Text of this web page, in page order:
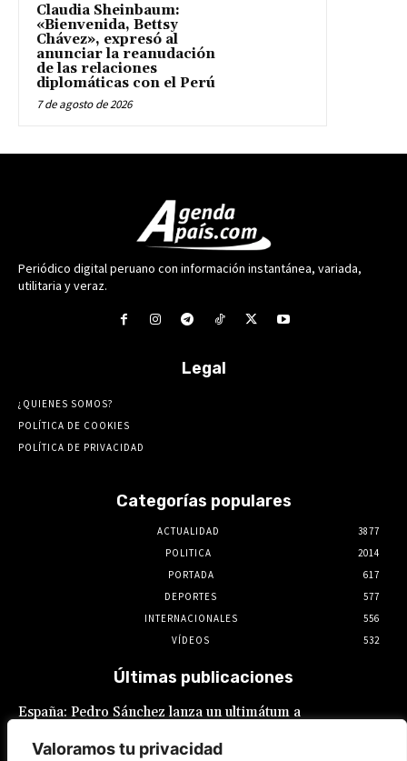
Valoramos tu privacidad
Claudia Sheinbaum:
«Bienvenida, Bettsy
Chávez», expresó al
anunciar la reanudación
de las relaciones
diplomáticas con el Perú
7 de agosto de 2026
Periódico digital peruano con información instantánea, variada,
utilitaria y veraz.
Legal
¿QUIENES SOMOS?
POLÍTICA DE COOKIES
POLÍTICA DE PRIVACIDAD
Categorías populares
ACTUALIDAD
3877
POLITICA
2014
PORTADA
617
DEPORTES
577
INTERNACIONALES
556
VÍDEOS
532
Últimas publicaciones
España: Pedro Sánchez lanza un ultimátum a
8 de agosto de 2026